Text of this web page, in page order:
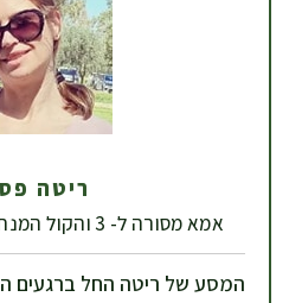
ריטה
אמא מסורה ל- 3 והקול המנחה של אתר נוטרי-מאיה
המסע של ריטה החל ברגעים